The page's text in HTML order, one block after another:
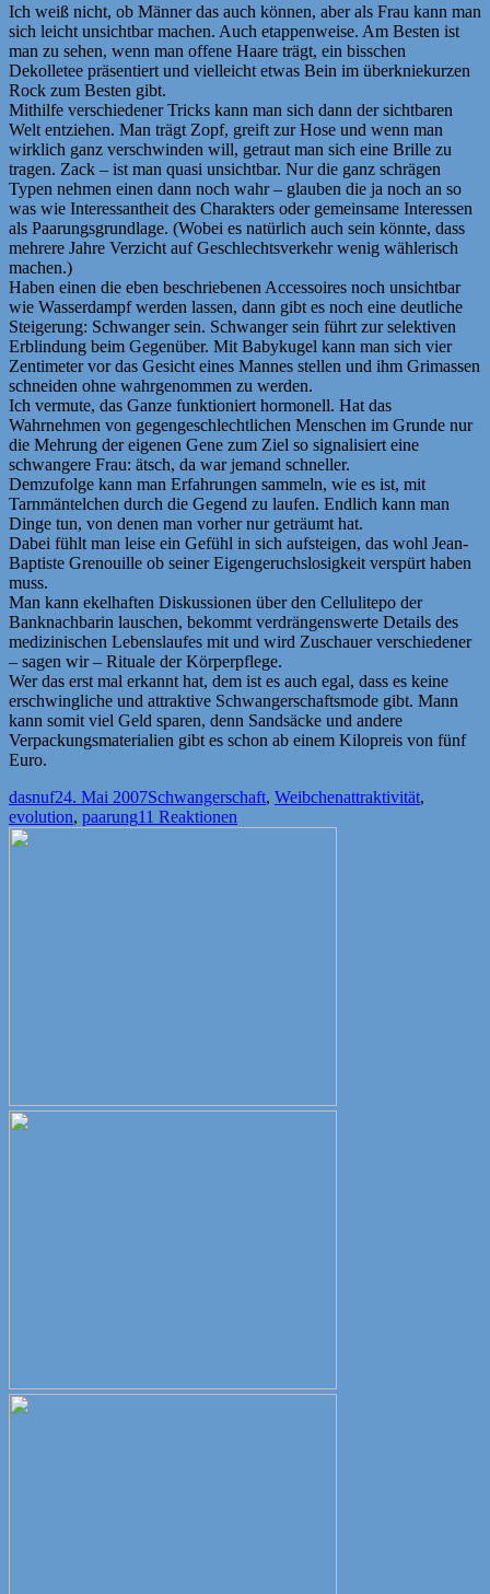
Ich weiß nicht, ob Männer das auch können, aber als Frau kann man
sich leicht unsichtbar machen. Auch etappenweise. Am Besten ist
man zu sehen, wenn man offene Haare trägt, ein bisschen
Dekolletee präsentiert und vielleicht etwas Bein im überkniekurzen
Rock zum Besten gibt.
Mithilfe verschiedener Tricks kann man sich dann der sichtbaren
Welt entziehen. Man trägt Zopf, greift zur Hose und wenn man
wirklich ganz verschwinden will, getraut man sich eine Brille zu
tragen. Zack – ist man quasi unsichtbar. Nur die ganz schrägen
Typen nehmen einen dann noch wahr – glauben die ja noch an so
was wie Interessantheit des Charakters oder gemeinsame Interessen
als Paarungsgrundlage. (Wobei es natürlich auch sein könnte, dass
mehrere Jahre Verzicht auf Geschlechtsverkehr wenig wählerisch
machen.)
Haben einen die eben beschriebenen Accessoires noch unsichtbar
wie Wasserdampf werden lassen, dann gibt es noch eine deutliche
Steigerung: Schwanger sein. Schwanger sein führt zur selektiven
Erblindung beim Gegenüber. Mit Babykugel kann man sich vier
Zentimeter vor das Gesicht eines Mannes stellen und ihm Grimassen
schneiden ohne wahrgenommen zu werden.
Ich vermute, das Ganze funktioniert hormonell. Hat das
Wahrnehmen von gegengeschlechtlichen Menschen im Grunde nur
die Mehrung der eigenen Gene zum Ziel so signalisiert eine
schwangere Frau: ätsch, da war jemand schneller.
Demzufolge kann man Erfahrungen sammeln, wie es ist, mit
Tarnmäntelchen durch die Gegend zu laufen. Endlich kann man
Dinge tun, von denen man vorher nur geträumt hat.
Dabei fühlt man leise ein Gefühl in sich aufsteigen, das wohl Jean-
Baptiste Grenouille ob seiner Eigengeruchslosigkeit verspürt haben
muss.
Man kann ekelhaften Diskussionen über den Cellulitepo der
Banknachbarin lauschen, bekommt verdrängenswerte Details des
medizinischen Lebenslaufes mit und wird Zuschauer verschiedener
– sagen wir – Rituale der Körperpflege.
Wer das erst mal erkannt hat, dem ist es auch egal, dass es keine
erschwingliche und attraktive Schwangerschaftsmode gibt. Mann
kann somit viel Geld sparen, denn Sandsäcke und andere
Verpackungsmaterialien gibt es schon ab einem Kilopreis von fünf
Euro.
Autor
dasnufVeröffentlicht
am
24. Mai 2007Kategorien
Schwangerschaft, WeibchenSchlagwörter
attraktivität,
evolution, paarung11 Reaktionen